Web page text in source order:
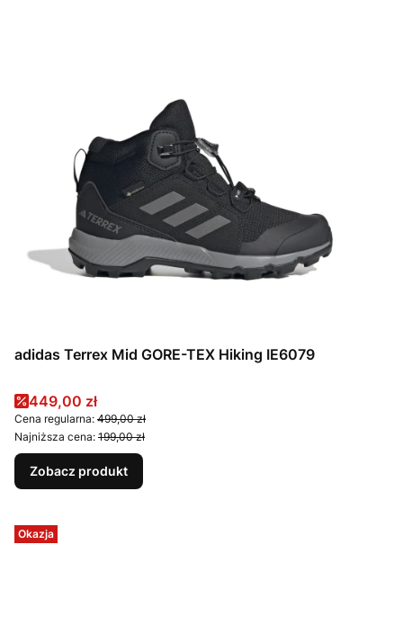
adidas Terrex Mid GORE-TEX Hiking IE6079
Cena promocyjna
449,00 zł
Cena regularna: 499,00 zł
Najniższa cena: 199,00 zł
Zobacz produkt
Okazja